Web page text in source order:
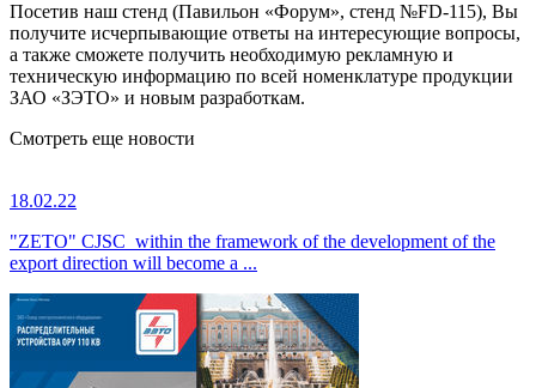
Посетив наш стенд (Павильон «Форум», стенд №FD-115), Вы
получите исчерпывающие ответы на интересующие вопросы,
а также сможете получить необходимую рекламную и
техническую информацию по всей номенклатуре продукции
ЗАО «ЗЭТО» и новым разработкам.
Смотреть еще новости
18.02.22
"ZETO" CJSC within the framework of the development of the
export direction will become a ...